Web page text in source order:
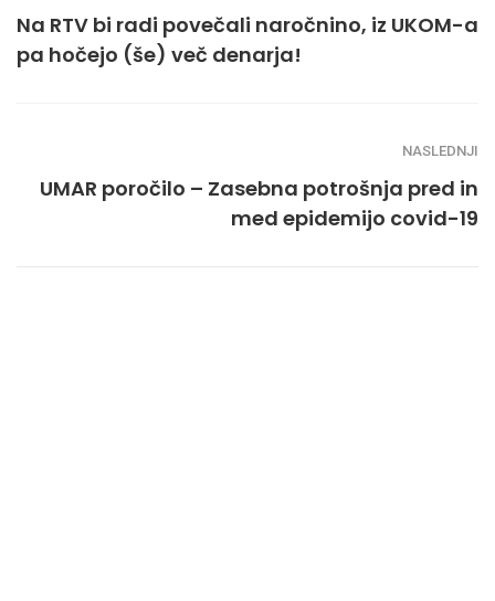
Na RTV bi radi povečali naročnino, iz UKOM-a
pa hočejo (še) več denarja!
NASLEDNJI
UMAR poročilo – Zasebna potrošnja pred in
med epidemijo covid-19